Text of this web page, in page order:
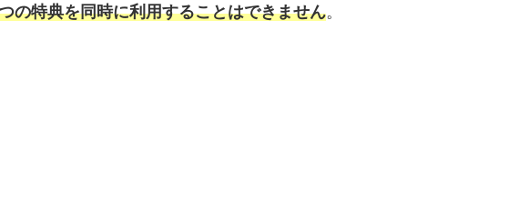
の特典を同時に利用することはできません。